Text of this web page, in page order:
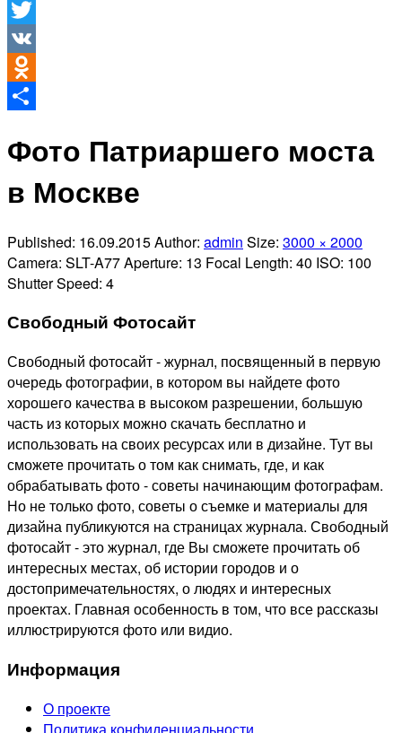
Facebook
Twitter
VK
Odnoklassniki
Фото Патриаршего моста
в Москве
Published: 16.09.2015Author: admin Size: 3000 × 2000
Camera: SLT-A77Aperture: 13 Focal Length: 40 ISO: 100
Shutter Speed: 4
Свободный Фотосайт
Свободный фотосайт - журнал, посвященный в первую
очередь фотографии, в котором вы найдете фото
хорошего качества в высоком разрешении, большую
часть из которых можно скачать бесплатно и
использовать на своих ресурсах или в дизайне. Тут вы
сможете прочитать о том как снимать, где, и как
обрабатывать фото - советы начинающим фотографам.
Но не только фото, советы о съемке и материалы для
дизайна публикуются на страницах журнала. Свободный
фотосайт - это журнал, где Вы сможете прочитать об
интересных местах, об истории городов и о
достопримечательностях, о людях и интересных
проектах. Главная особенность в том, что все рассказы
иллюстрируются фото или видио.
Информация
О проекте
Политика конфиденциальности